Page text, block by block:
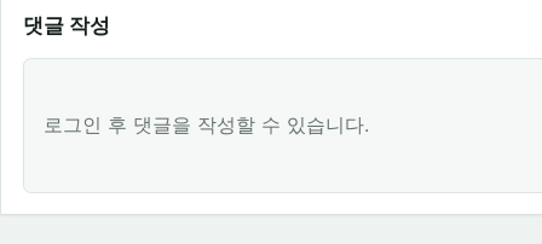
댓글 작성
로그인 후 댓글을 작성할 수 있습니다.